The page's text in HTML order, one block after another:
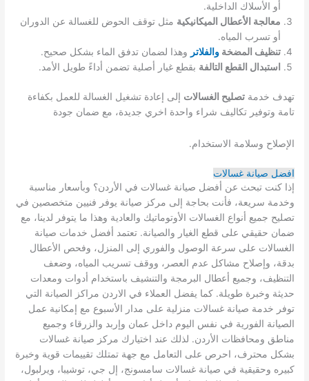
أو الأسلاك الداخلية.
معالجة الأعطال الميكانيكية مثل توقف الحوض للغسالة عن الدوران
أو تسرب المياه.
تنظيف المضخةوالفلاتر وهذا لضمان تدفق الماء بشكل صحيح.
استبدال القطع التالفة بقطع غيار أصلية تضمن أداءً طويل الأمد.
تهدف خدمةتصليح الغسالات إلى إعادة تشغيل الغسالة للعمل بكفاءة
تامة وتوفير تكاليف شراء واحدة اخري جديدة، مع ضمان جودة
الإصلاح وسلامة الاستخدام.
افضل صيانة غسالات
إذا كنت تبحث عن أفضل صيانة غسالات في الأردن؟ وبأسعار مناسبة
وخدمة سريعة، فأنت بحاجة إلى مركز صيانة يوفر فنيين متخصصين في
تصليح جميع أنواع الغسالات الأوتوماتيك والعادية وهذا ما يتوفر لدينا، مع
ضمان حقيقي على قطع الغيار والصيانة. تعتمد أفضل خدمات صيانة
الغسالات على سرعة الوصول والفوري إلى المنزل، وفحص الأعطال
بدقة، وإصلاح مشاكل عدم العصر، ووقف تسريب المياه، وضعف
التنظيف، وجميع أعطال البرمجة والتنشيف باستخدام أدوات ومعدات
حديثة وخبرة طويلة. كما يفضل العملاء في الاردن مراكز الصيانة التي
توفر خدمة صيانة غسالات منزلية على مدار الأسبوع مع إمكانية عمل
الصيانة الفورية في نفس اليوم داخل عمان وإربد والزرقاء وجميع
مناطق ومحافظات الأردن. لذلك عند اختيارك مركز صيانة غسالات
بشكل محترف، احرص على التعامل مع جهة تمتلك تقييمات قوية وخبرة
كبيره وحقيقية في صيانة غسالات سامسونج، إل جي، توشيبا، ويرلبول،